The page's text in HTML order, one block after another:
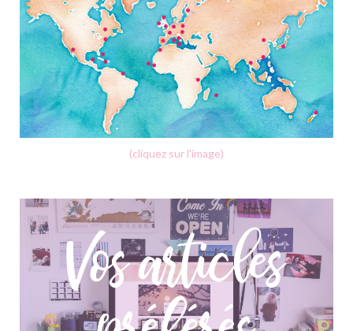
(cliquez sur l'image)